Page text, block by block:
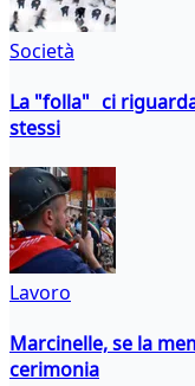
Società
La "folla" ci
stessi
Lavoro
Marcinelle, se la
cerimonia